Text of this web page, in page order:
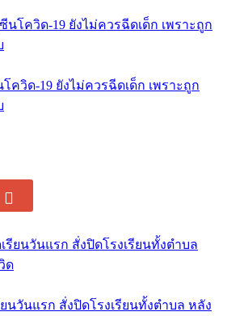
ควิด-19 ยังไม่ควรฉีดเด็ก เพราะถูก
นวันแรก สั่งปิดโรงเรียนทั้งตำบล หลัง